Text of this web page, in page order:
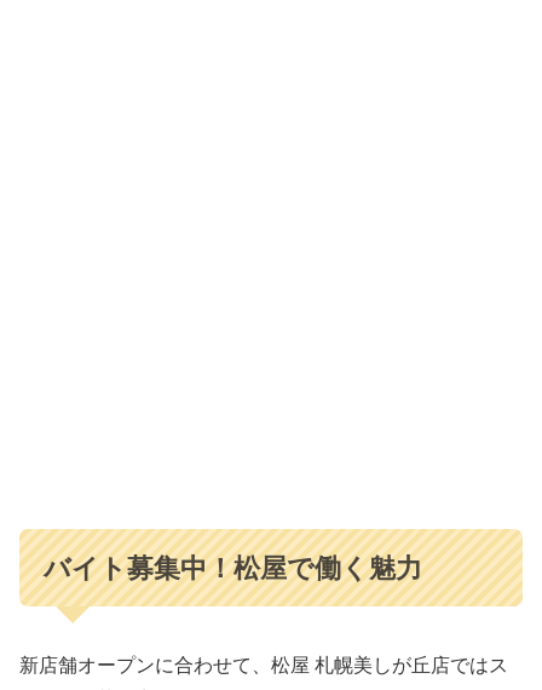
バイト募集中！松屋で働く魅力
新店舗オープンに合わせて、松屋 札幌美しが丘店ではス